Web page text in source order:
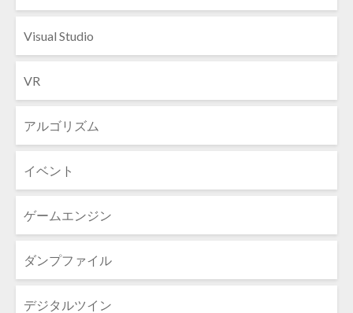
Visual Studio
VR
アルゴリズム
イベント
ゲームエンジン
ダンプファイル
デジタルツイン